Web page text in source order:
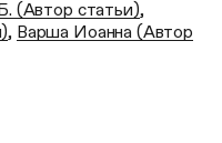
(Автор статьи),
, Варша Иоанна (Автор